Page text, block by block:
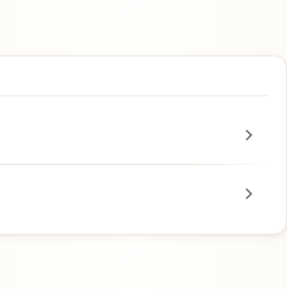
chevron_right
chevron_right